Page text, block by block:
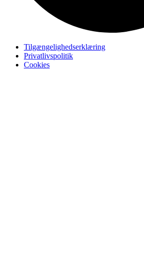
Tilgængelighedserklæring
Privatlivspolitik
Cookies